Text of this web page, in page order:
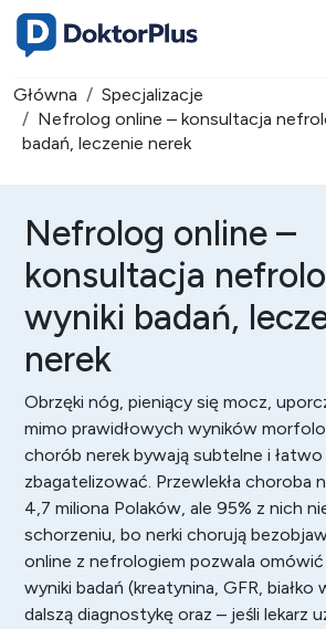
Główna
Specjalizacje
Nefrolog online – konsultacja
badań, leczenie nerek
Nefrolog online –
konsultacja
wyniki badań,
nerek
Obrzęki nóg, pieniący się mocz,
mimo prawidłowych wyników
chorób nerek bywają subtelne i łatwo
zbagatelizować. Przewlekła choroba
4,7 miliona Polaków, ale 95% z nich
schorzeniu, bo nerki chorują
online z nefrologiem pozwala
wyniki badań (kreatynina, GFR,
dalszą diagnostykę oraz – jeśli lekarz